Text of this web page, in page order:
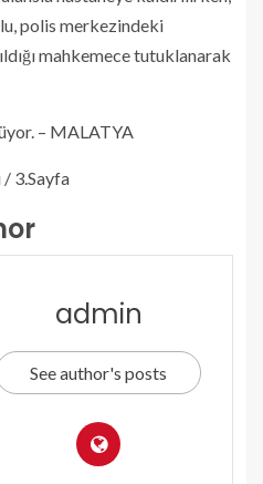
polis merkezindeki
mahkemece tutuklanarak
– MALATYA
/ 3.Sayfa
admin
See author's posts